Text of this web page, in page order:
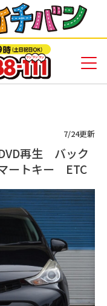
7/24更新
再生 バック
ートキー ETC